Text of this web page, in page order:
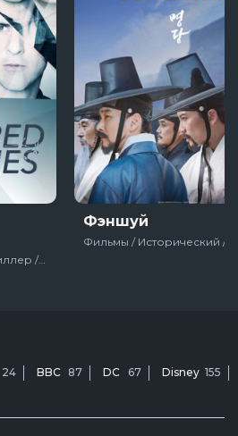
Фильмы / Криминал / Триллер / Зарубежный / США / 2018
Фэншуй
24 BBC 87 DC 67 Disney 155